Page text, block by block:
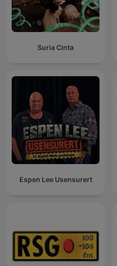
Suria Cinta
Espen Lee Usensurert